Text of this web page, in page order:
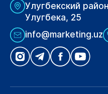
Улугбекский
Улугбека, 25
info@marketing.uz